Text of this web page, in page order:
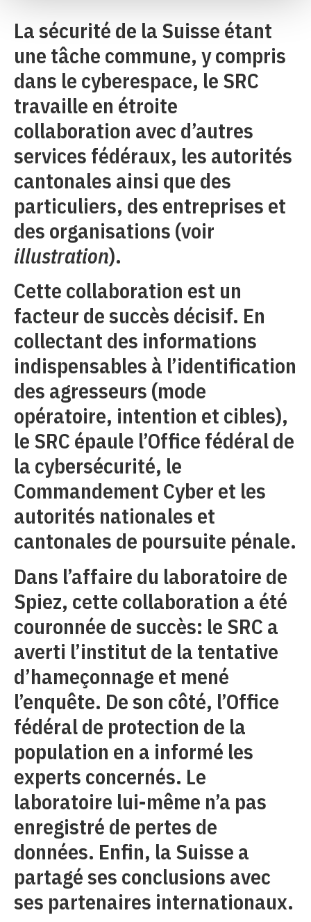
La sécurité de la Suisse étant
une tâche commune, y compris
dans le cyberespace, le SRC
travaille en étroite
collaboration avec d’autres
services fédéraux, les autorités
cantonales ainsi que des
particuliers, des entreprises et
des organisations (voir
illustration).
Cette collaboration est un
facteur de succès décisif. En
collectant des informations
indispensables à l’identification
des agresseurs (mode
opératoire, intention et cibles),
le SRC épaule l’Office fédéral de
la cybersécurité, le
Commandement Cyber et les
autorités nationales et
cantonales de poursuite pénale.
Dans l’affaire du laboratoire de
Spiez, cette collaboration a été
couronnée de succès: le SRC a
averti l’institut de la tentative
d’hameçonnage et mené
l’enquête. De son côté, l’Office
fédéral de protection de la
population en a informé les
experts concernés. Le
laboratoire lui-même n’a pas
enregistré de pertes de
données. Enfin, la Suisse a
partagé ses conclusions avec
ses partenaires internationaux.